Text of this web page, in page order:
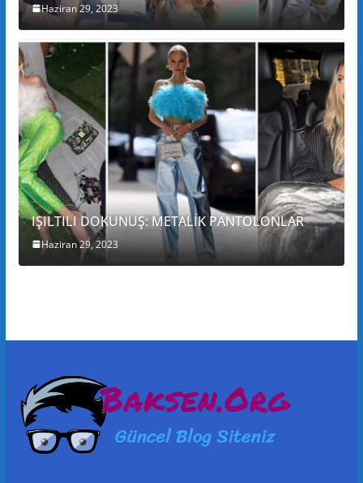
Haziran 29, 2023
IŞILTILI DOKUNUŞ: METALİK PANTOLONLAR
Haziran 29, 2023